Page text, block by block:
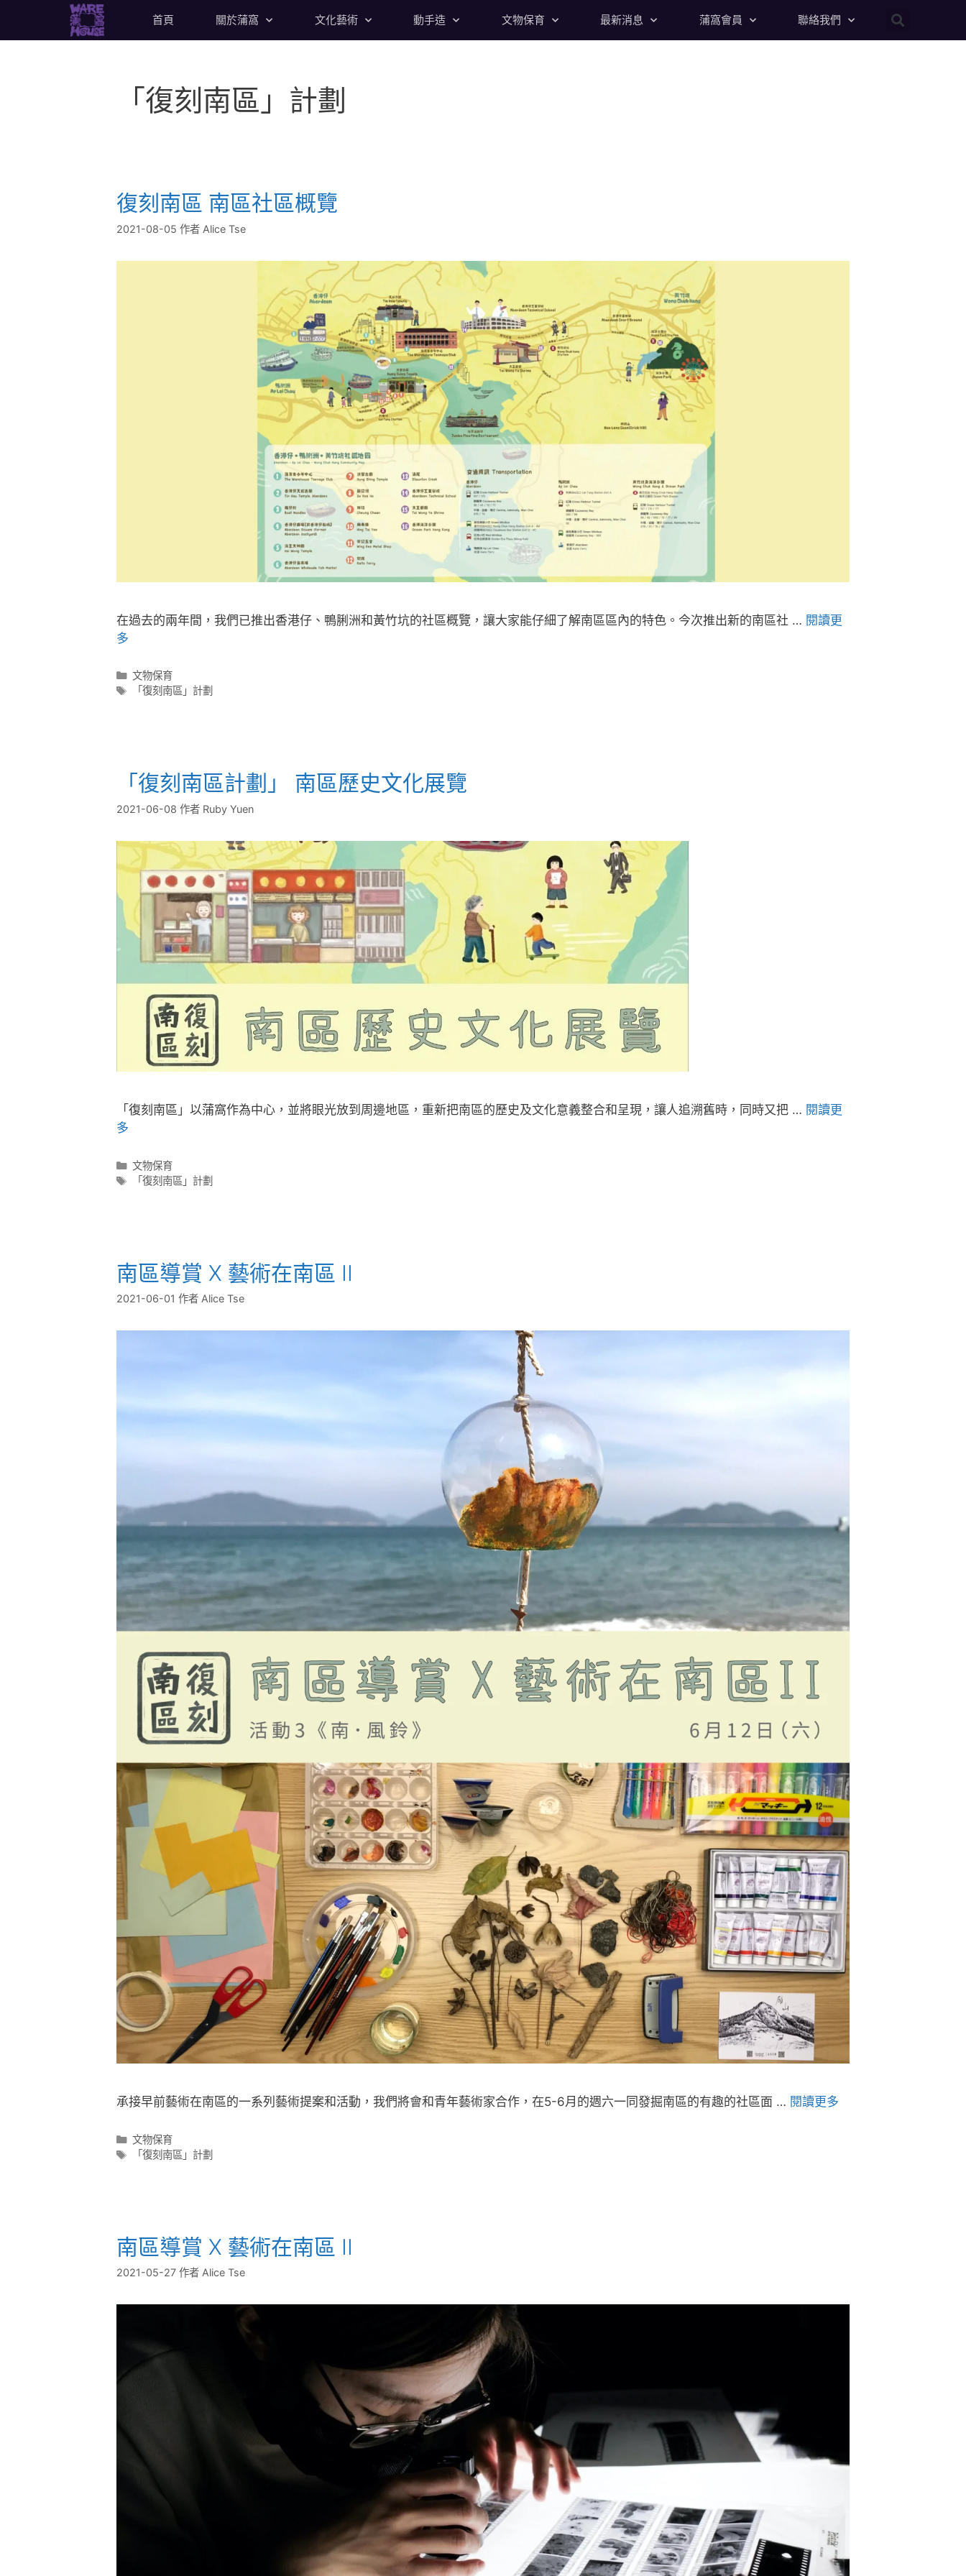
首頁 關於蒲窩 文化藝術 動手造 文物保育 最新消息 蒲窩會員 聯絡我們
「復刻南區」計劃
復刻南區 南區社區概覽
2021-08-05 作者 Alice Tse
在過去的兩年間，我們已推出香港仔、鴨脷洲和黃竹坑的社區概覽，讓大家能仔細了解南區區內的特色。今次推出新的南區社 … 閱讀更
多
文物保育
「復刻南區」計劃
「復刻南區計劃」 南區歷史文化展覽
2021-06-08 作者 Ruby Yuen
「復刻南區」以蒲窩作為中心，並將眼光放到周邊地區，重新把南區的歷史及文化意義整合和呈現，讓人追溯舊時，同時又把 … 閱讀更
多
文物保育
「復刻南區」計劃
南區導賞 X 藝術在南區 II
2021-06-01 作者 Alice Tse
承接早前藝術在南區的一系列藝術提案和活動，我們將會和青年藝術家合作，在5-6月的週六一同發掘南區的有趣的社區面 … 閱讀更多
文物保育
「復刻南區」計劃
南區導賞 X 藝術在南區 II
2021-05-27 作者 Alice Tse